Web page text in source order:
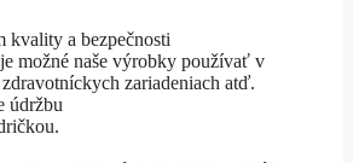
kvality a bezpečnosti
možné naše výrobky používať v
zariadeniach atď.
údržbu